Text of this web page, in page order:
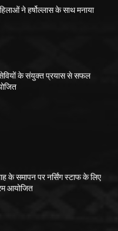
ने हर्षोल्लास के साथ मनाया
के संयुक्त प्रयास से सफल
के समापन पर नर्सिंग स्टाफ के लिए
आयोजित